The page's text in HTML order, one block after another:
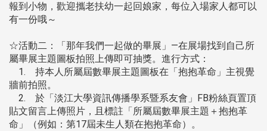
報到小物，歡迎攜老扶幼一起回娘家，每位入場家人都可以
有一份哦～
☆活動二：「那年我們一起做的畢展」—在展場找到自己所
屬畢展主題圖板拍照上傳即可抽獎。進行方式：
1. 持本人所屬屆數畢展主題圖板在「抱抱革命」主視覺
牆前拍照。
2. 於「淡江大學資訊傳播學系暨系友會」FB粉絲頁置頂
貼文留言上傳照片，且標註「所屬屆數畢展主題＋抱抱革
命」（例如：第17屆未生人類在抱抱革命）。